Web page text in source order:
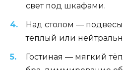
свет под шкафами.
Над столом —
тёплый или
Гостиная — мягкий